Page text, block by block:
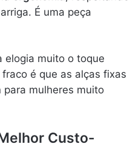
É uma peça
elogia muito o toque
é que as alças fixas
mulheres muito
Custo-